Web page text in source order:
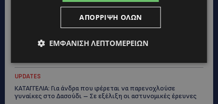
άνθρωποι και οι στιγμές είναι η πραγματική μας ιστορία
UPDATES
ΚΑΤΑΓΓΕΛΙΑ: Για άνδρα που φέρεται να παρενοχλούσε
γυναίκες στο Δασούδι – Σε εξέλιξη οι αστυνομικές έρευνες
ΑΠΌΡΡΙΨΗ ΌΛΩΝ
ΕΜΦΆΝΙΣΗ ΛΕΠΤΟΜΕΡΕΙΏΝ